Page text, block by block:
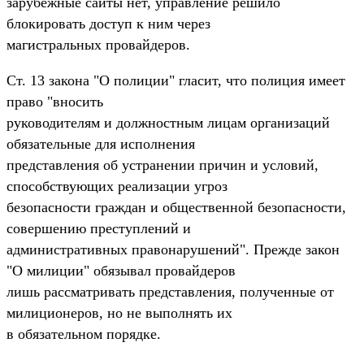
блокировать доступ к ним через
магистральных провайдеров.
Ст. 13 закона "О полиции" гласит, что полиция имеет
право "вносить
руководителям и должностным лицам организаций
обязательные для исполнения
представления об устранении причин и условий,
способствующих реализации угроз
безопасности граждан и общественной безопасности,
совершению преступлений и
административных правонарушений". Прежде закон
"О милиции" обязывал провайдеров
лишь рассматривать представления, полученные от
милиционеров, но не выполнять их
в обязательном порядке.